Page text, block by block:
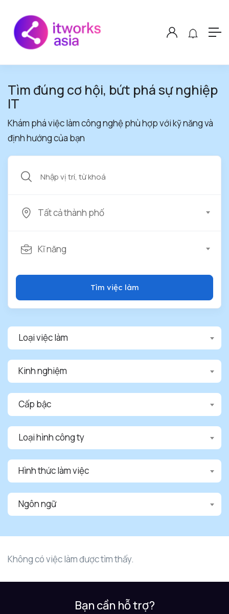
Tìm đúng cơ hội, bứt phá sự nghiệp
IT
Khám phá việc làm công nghệ phù hợp với kỹ năng và
định hướng của bạn
Tất cả thành phố
Kĩ năng
Tìm việc làm
Loại việc làm
Kinh nghiệm
Cấp bậc
Loại hình công ty
Hình thức làm việc
Ngôn ngữ
Không có việc làm được tìm thấy.
Bạn cần hỗ trợ?